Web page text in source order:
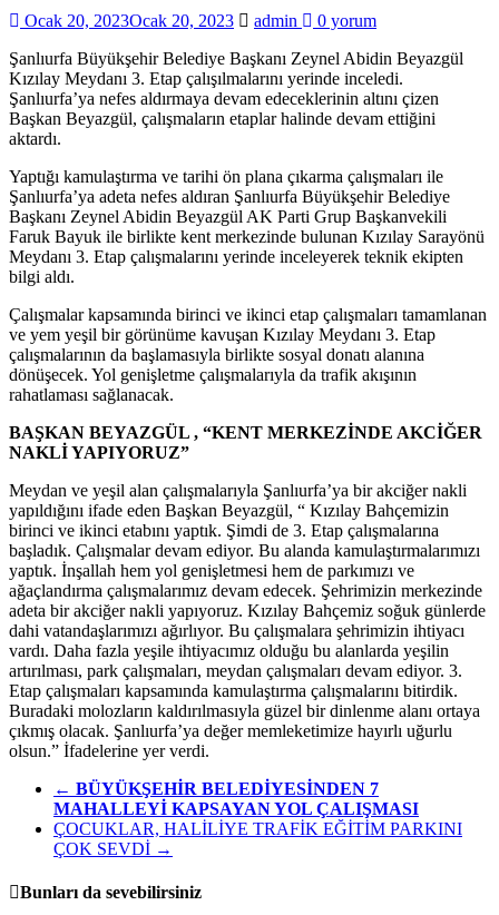
Ocak 20, 2023Ocak 20, 2023 admin
0 yorum
Şanlıurfa Büyükşehir Belediye Başkanı Zeynel Abidin Beyazgül
Kızılay Meydanı 3. Etap çalışılmalarını yerinde inceledi.
Şanlıurfa’ya nefes aldırmaya devam edeceklerinin altını çizen
Başkan Beyazgül, çalışmaların etaplar halinde devam ettiğini
aktardı.
Yaptığı kamulaştırma ve tarihi ön plana çıkarma çalışmaları ile
Şanlıurfa’ya adeta nefes aldıran Şanlıurfa Büyükşehir Belediye
Başkanı Zeynel Abidin Beyazgül AK Parti Grup Başkanvekili
Faruk Bayuk ile birlikte kent merkezinde bulunan Kızılay Sarayönü
Meydanı 3. Etap çalışmalarını yerinde inceleyerek teknik ekipten
bilgi aldı.
Çalışmalar kapsamında birinci ve ikinci etap çalışmaları tamamlanan
ve yem yeşil bir görünüme kavuşan Kızılay Meydanı 3. Etap
çalışmalarının da başlamasıyla birlikte sosyal donatı alanına
dönüşecek. Yol genişletme çalışmalarıyla da trafik akışının
rahatlaması sağlanacak.
BAŞKAN BEYAZGÜL , “KENT MERKEZİNDE AKCİĞER
NAKLİ YAPIYORUZ”
Meydan ve yeşil alan çalışmalarıyla Şanlıurfa’ya bir akciğer nakli
yapıldığını ifade eden Başkan Beyazgül, “ Kızılay Bahçemizin
birinci ve ikinci etabını yaptık. Şimdi de 3. Etap çalışmalarına
başladık. Çalışmalar devam ediyor. Bu alanda kamulaştırmalarımızı
yaptık. İnşallah hem yol genişletmesi hem de parkımızı ve
ağaçlandırma çalışmalarımız devam edecek. Şehrimizin merkezinde
adeta bir akciğer nakli yapıyoruz. Kızılay Bahçemiz soğuk günlerde
dahi vatandaşlarımızı ağırlıyor. Bu çalışmalara şehrimizin ihtiyacı
vardı. Daha fazla yeşile ihtiyacımız olduğu bu alanlarda yeşilin
artırılması, park çalışmaları, meydan çalışmaları devam ediyor. 3.
Etap çalışmaları kapsamında kamulaştırma çalışmalarını bitirdik.
Buradaki molozların kaldırılmasıyla güzel bir dinlenme alanı ortaya
çıkmış olacak. Şanlıurfa’ya değer memleketimize hayırlı uğurlu
olsun.” İfadelerine yer verdi.
← BÜYÜKŞEHİR BELEDİYESİNDEN 7
MAHALLEYİ KAPSAYAN YOL ÇALIŞMASI
ÇOCUKLAR, HALİLİYE TRAFİK EĞİTİM PARKINI
ÇOK SEVDİ →
Bunları da sevebilirsiniz